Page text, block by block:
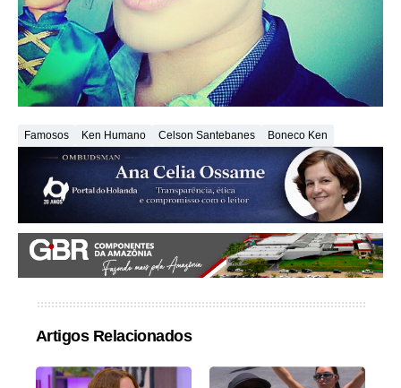
Famosos Ken Humano Celson Santebanes Boneco Ken
Artigos Relacionados